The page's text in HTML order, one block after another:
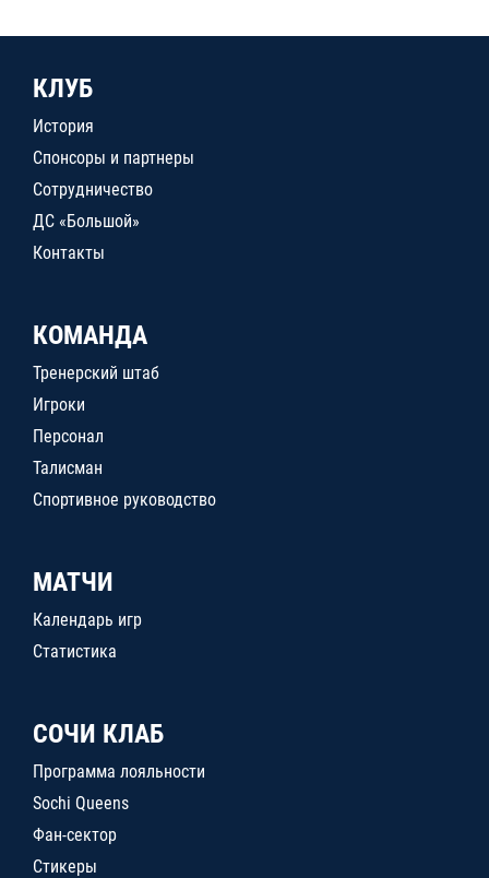
КЛУБ
История
Спонсоры и партнеры
Сотрудничество
ДС «Большой»
Контакты
КОМАНДА
Тренерский штаб
Игроки
Персонал
Талисман
Спортивное руководство
МАТЧИ
Календарь игр
Статистика
СОЧИ КЛАБ
Программа лояльности
Sochi Queens
Фан-сектор
Стикеры